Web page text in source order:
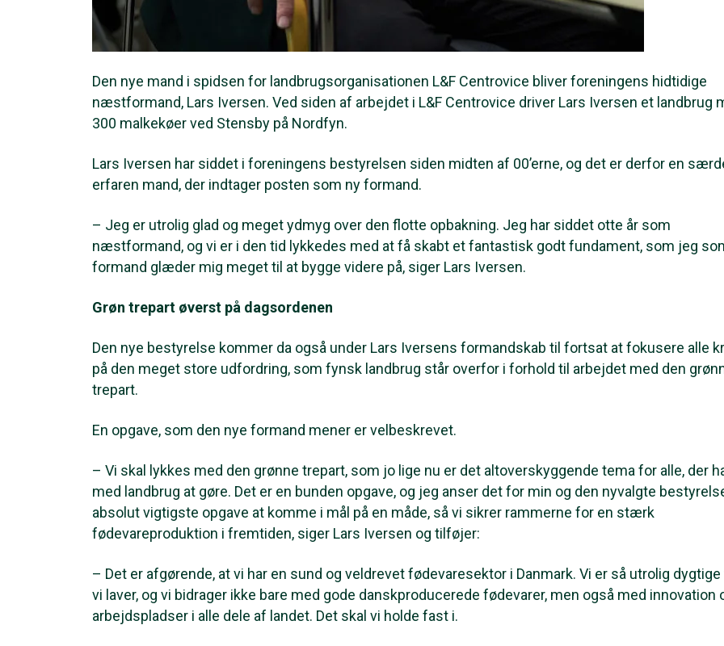
Den nye mand i spidsen for landbrugsorganisationen L&F Centrovice bliver foreningens hidtidige
næstformand, Lars Iversen. Ved siden af arbejdet i L&F Centrovice driver Lars Iversen et landbrug
300 malkekøer ved Stensby på Nordfyn.
Lars Iversen har siddet i foreningens bestyrelsen siden midten af 00’erne, og det er derfor en
erfaren mand, der indtager posten som ny formand.
– Jeg er utrolig glad og meget ydmyg over den flotte opbakning. Jeg har siddet otte år som
næstformand, og vi er i den tid lykkedes med at få skabt et fantastisk godt fundament, som jeg
formand glæder mig meget til at bygge videre på, siger Lars Iversen.
Grøn trepart øverst på dagsordenen
Den nye bestyrelse kommer da også under Lars Iversens formandskab til fortsat at fokusere alle
på den meget store udfordring, som fynsk landbrug står overfor i forhold til arbejdet med den
trepart.
En opgave, som den nye formand mener er velbeskrevet.
– Vi skal lykkes med den grønne trepart, som jo lige nu er det altoverskyggende tema for alle, der
med landbrug at gøre. Det er en bunden opgave, og jeg anser det for min og den nyvalgte
absolut vigtigste opgave at komme i mål på en måde, så vi sikrer rammerne for en stærk
fødevareproduktion i fremtiden, siger Lars Iversen og tilføjer:
– Det er afgørende, at vi har en sund og veldrevet fødevaresektor i Danmark. Vi er så utrolig dygtige
vi laver, og vi bidrager ikke bare med gode danskproducerede fødevarer, men også med innovation
arbejdspladser i alle dele af landet. Det skal vi holde fast i.